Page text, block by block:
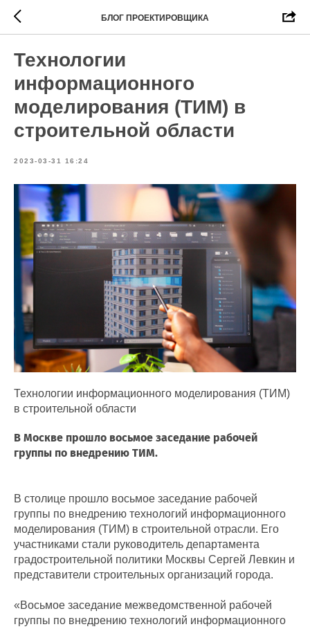
БЛОГ ПРОЕКТИРОВЩИКА
Технологии
информационного
моделирования (ТИМ) в
строительной области
2023-03-31 16:24
Технологии информационного моделирования (ТИМ)
в строительной области
В Москве прошло восьмое заседание рабочей
группы по внедрению ТИМ.
В столице прошло восьмое заседание рабочей
группы по внедрению технологий информационного
моделирования (ТИМ) в строительной отрасли. Его
участниками стали руководитель департамента
градостроительной политики Москвы Сергей Левкин и
представители строительных организаций города.
«Восьмое заседание межведомственной рабочей
группы по внедрению технологий информационного